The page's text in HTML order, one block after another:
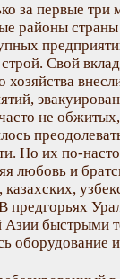
за первые три
районы
Свой
хозяйства
не
Но их по-
любовь и
казахских,
предгорьях
Азии быстрыми
оборудование